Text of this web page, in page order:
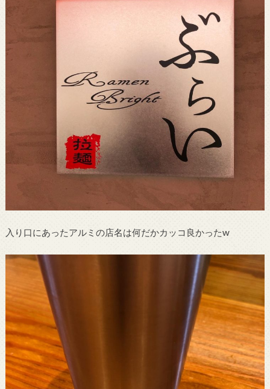
入り口にあったアルミの店名は何だかカッコ良かったw